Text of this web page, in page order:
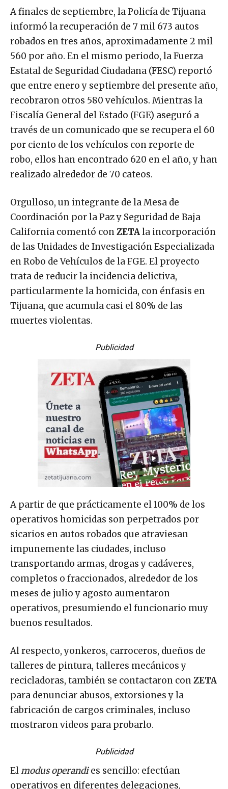
A finales de septiembre, la Policía de Tijuana
informó la recuperación de 7 mil 673 autos
robados en tres años, aproximadamente 2 mil
560 por año. En el mismo periodo, la Fuerza
Estatal de Seguridad Ciudadana (FESC) reportó
que entre enero y septiembre del presente año,
recobraron otros 580 vehículos. Mientras la
Fiscalía General del Estado (FGE) aseguró a
través de un comunicado que se recupera el 60
por ciento de los vehículos con reporte de
robo, ellos han encontrado 620 en el año, y han
realizado alrededor de 70 cateos.
Orgulloso, un integrante de la Mesa de
Coordinación por la Paz y Seguridad de Baja
California comentó conZETAla incorporación
de las Unidades de Investigación Especializada
en Robo de Vehículos de la FGE. El proyecto
trata de reducir la incidencia delictiva,
particularmente la homicida, con énfasis en
Tijuana, que acumula casi el 80% de las
muertes violentas.
Publicidad
A partir de que prácticamente el 100% de los
operativos homicidas son perpetrados por
sicarios en autos robados que atraviesan
impunemente las ciudades, incluso
transportando armas, drogas y cadáveres,
completos o fraccionados, alrededor de los
meses de julio y agosto aumentaron
operativos, presumiendo el funcionario muy
buenos resultados.
Al respecto, yonkeros, carroceros, dueños de
talleres de pintura, talleres mecánicos y
recicladoras, también se contactaron conZETA
para denunciar abusos, extorsiones y la
fabricación de cargos criminales, incluso
mostraron videos para probarlo.
Publicidad
Elmodus operandi es sencillo: efectúan